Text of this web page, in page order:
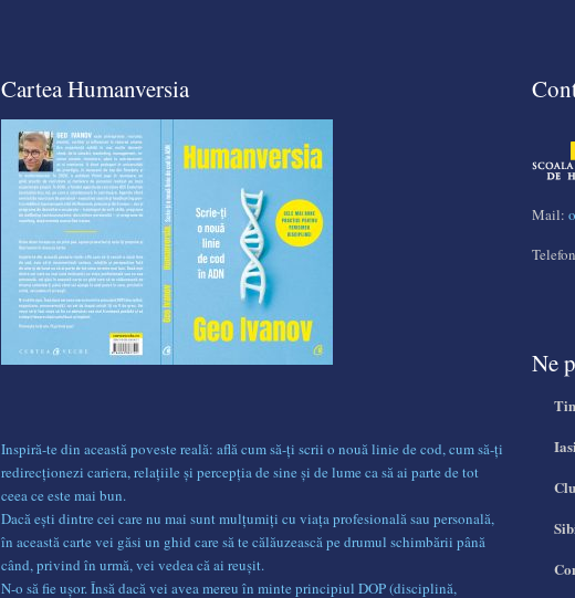
Cartea Humanversia
Inspiră-te din această poveste reală: află cum să-ți scrii o nouă linie de cod, cum să-ți
redirecționezi cariera, relațiile și percepția de sine și de lume ca să ai parte de tot
ceea ce este mai bun.
Dacă ești dintre cei care nu mai sunt mulțumiți cu viața profesională sau personală,
în această carte vei găsi un ghid care să te călăuzească pe drumul schimbării până
când, privind în urmă, vei vedea că ai reușit.
N-o să fie ușor. Însă dacă vei avea mereu în minte principiul DOP (disciplină,
Mail:
Ne
Iasi